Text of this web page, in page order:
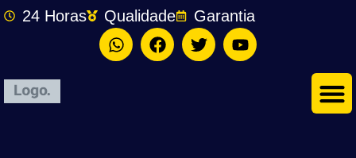
24 Horas Qualidade Garantia